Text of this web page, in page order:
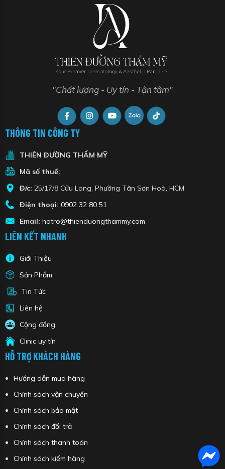
"Chất lượng - Uy tín - Tận tâm"
THÔNG TIN CÔNG TY
THIÊN ĐƯỜNG THẨM MỸ
Mã số thuế:
Đ/c: 25/17/8 Cửu Long, Phường Tân Sơn Hoà, HCM
Điện thoại: 0902 32 80 51
Email: hotro@thienduongthammy.com
LIÊN KẾT NHANH
Giới Thiệu
Sản Phẩm
Tin Tức
Liên hệ
Cộng đồng
Clinic uy tín
HỖ TRỢ KHÁCH HÀNG
Hướng dẫn mua hàng
Chính sách vận chuyển
Chính sách bảo mật
Chính sách đổi trả
Chính sách thanh toán
Chính sách kiểm hàng